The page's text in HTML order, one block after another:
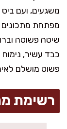
משגעים, ועם
מפתחת
שיטה פשוטה
כבד עשיר, נימוח
פשוט מושלם
רשימת